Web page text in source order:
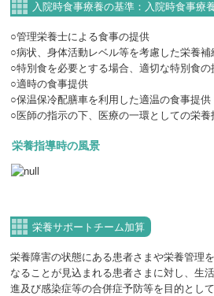
入院時食事療養の基準：入院時食事療
○管理栄養士による食事の提供
○病状、身体活動レベル等を考慮した栄養補
○特別食を必要とする場合、適切な特別食の
○適時の食事提供
○保温保冷配膳車を利用した適温の食事提供
○医師の指示の下、医療の一環としての栄養
栄養指導時の風景
栄養サポートチーム加算
栄養障害の状態にある患者さまや栄養管理
なることが見込まれる患者さまに対し、生
進及び感染症等の合併症予防等を目的とし